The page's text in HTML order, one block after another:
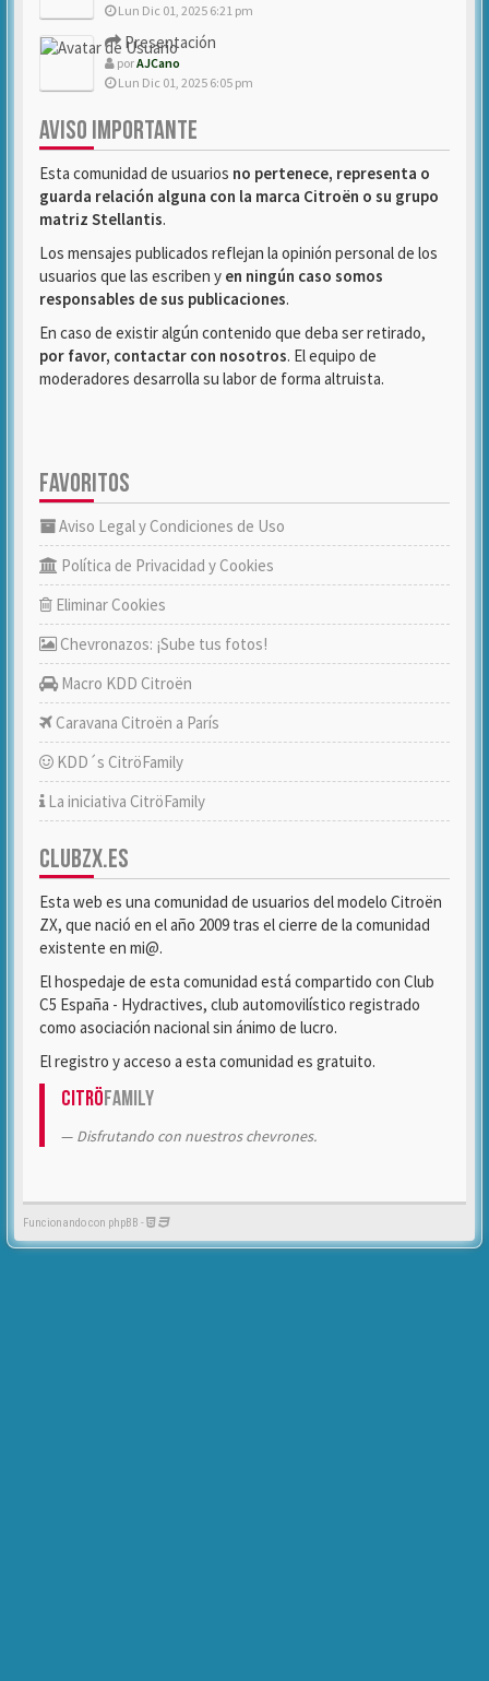
Lun Dic 01, 2025 6:21 pm
Presentación
porAJCano
Lun Dic 01, 2025 6:05 pm
AVISO IMPORTANTE
Esta comunidad de usuarios no pertenece, representa o
guarda relación alguna con la marca Citroën o su grupo
matriz Stellantis.
Los mensajes publicados reflejan la opinión personal de los
usuarios que las escriben y en ningún caso somos
responsables de sus publicaciones.
En caso de existir algún contenido que deba ser retirado,
por favor, contactar con nosotros. El equipo de
moderadores desarrolla su labor de forma altruista.
FAVORITOS
Aviso Legal y Condiciones de Uso
Política de Privacidad y Cookies
Eliminar Cookies
Chevronazos: ¡Sube tus fotos!
Macro KDD Citroën
Caravana Citroën a París
KDD´s CitröFamily
La iniciativa CitröFamily
CLUBZX.ES
Esta web es una comunidad de usuarios del modelo Citroën
ZX, que nació en el año 2009 tras el cierre de la comunidad
existente en mi@.
El hospedaje de esta comunidad está compartido con Club
C5 España - Hydractives, club automovilístico registrado
como asociación nacional sin ánimo de lucro.
El registro y acceso a esta comunidad es gratuito.
CitröFamily
Disfrutando con nuestros chevrones.
Funcionando con phpBB -